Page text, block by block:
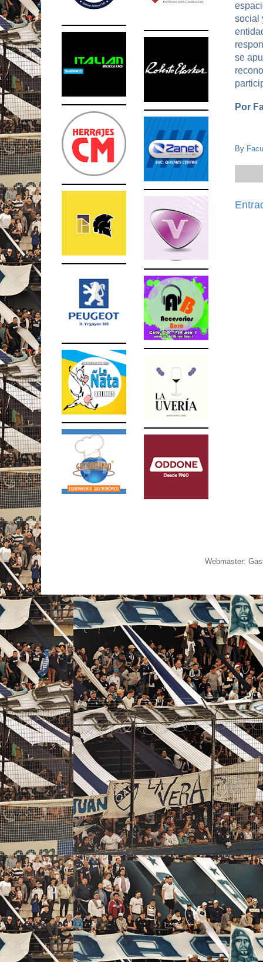
social
se
Por
By
Webmaster: